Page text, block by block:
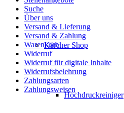
Kärcher Shop
Hochdruckreiniger
Suche
Über uns
Versand & Lieferung
Versand & Zahlung
Warenkorb
Widerruf
Widerruf für digitale Inhalte
Widerrufsbelehrung
Zahlungsarten
Zahlungsweisen